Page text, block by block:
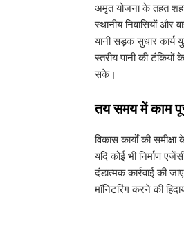
​अमृत योजना के तहत शहर
स्थानीय निवासियों और
यानी सड़क सुधार
स्तरीय पानी की
सके।
​तय समय में काम
​विकास कार्यों की
यदि कोई भी निर्माण
दंडात्मक कार्रवाई की
मॉनिटरिंग करने की